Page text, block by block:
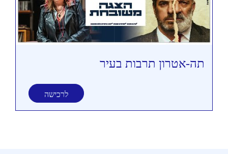
תה-אטרון תרבות בעיר
לרכישה